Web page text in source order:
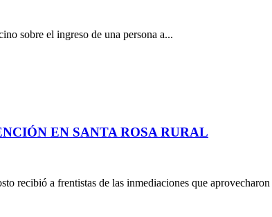
sobre el ingreso de una persona a...
EN SANTA ROSA RURAL
recibió a frentistas de las inmediaciones que aprovecharon